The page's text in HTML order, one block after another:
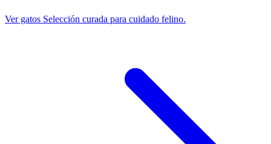
Ver gatos Selección curada para cuidado felino.